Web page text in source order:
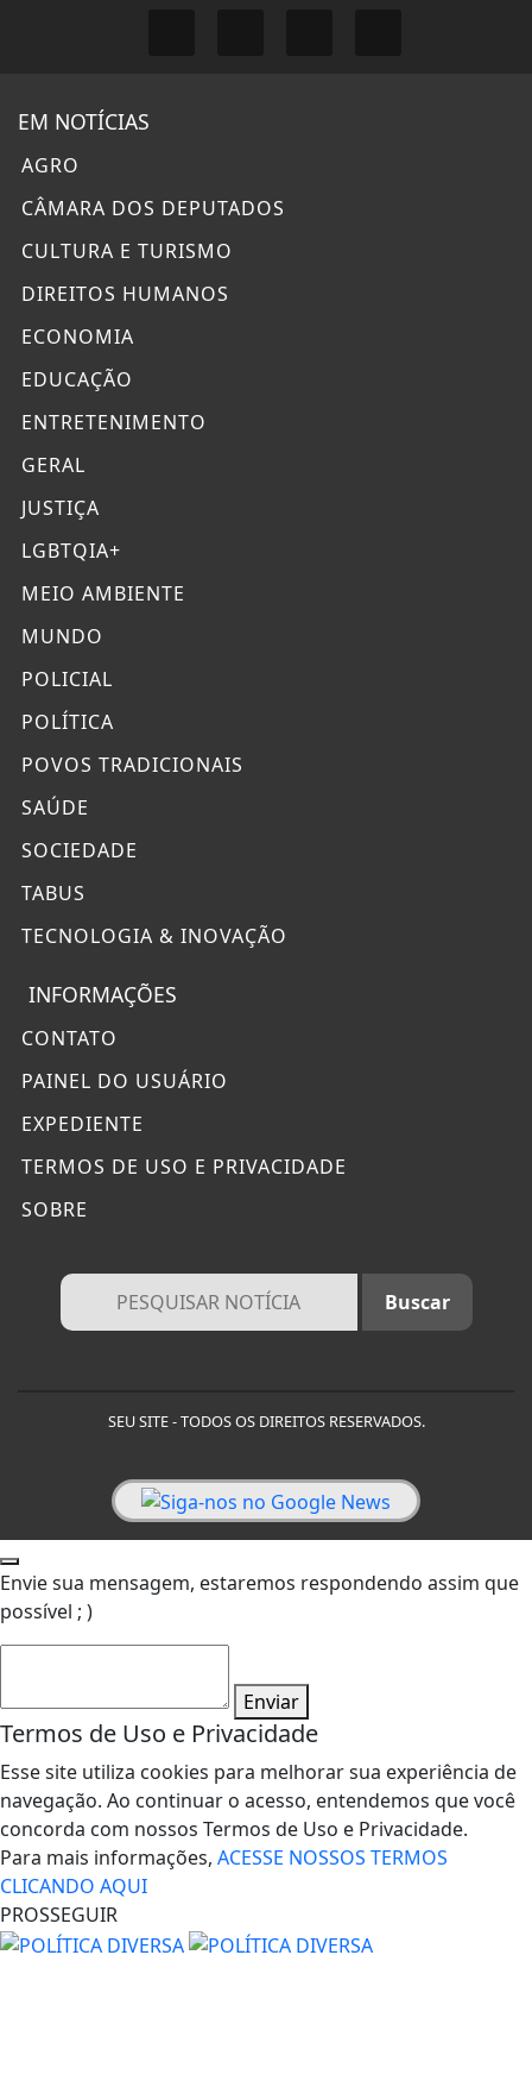
EM NOTÍCIAS
AGRO
CÂMARA DOS DEPUTADOS
CULTURA E TURISMO
DIREITOS HUMANOS
ECONOMIA
EDUCAÇÃO
ENTRETENIMENTO
GERAL
JUSTIÇA
LGBTQIA+
MEIO AMBIENTE
MUNDO
POLICIAL
POLÍTICA
POVOS TRADICIONAIS
SAÚDE
SOCIEDADE
TABUS
TECNOLOGIA & INOVAÇÃO
INFORMAÇÕES
CONTATO
PAINEL DO USUÁRIO
EXPEDIENTE
TERMOS DE USO E PRIVACIDADE
SOBRE
SEU SITE - TODOS OS DIREITOS RESERVADOS.
Envie sua mensagem, estaremos respondendo assim que
possível ; )
Enviar
Termos de Uso e Privacidade
Esse site utiliza cookies para melhorar sua experiência de
navegação. Ao continuar o acesso, entendemos que você
concorda com nossos Termos de Uso e Privacidade.
Para mais informações, ACESSE NOSSOS TERMOS
CLICANDO AQUI
PROSSEGUIR